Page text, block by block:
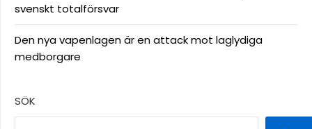
svenskt totalförsvar
Den nya vapenlagen är en attack mot laglydiga
medborgare
SÖK